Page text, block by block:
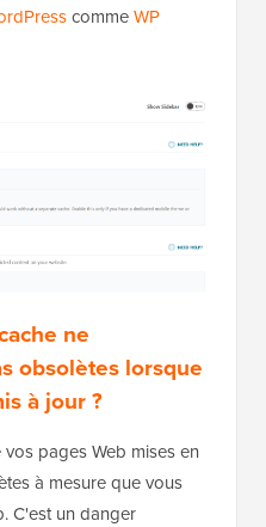
commeWP
ne
obsolètes lorsque
à jour ?
pages Web mises en
à mesure que vous
C'est un danger